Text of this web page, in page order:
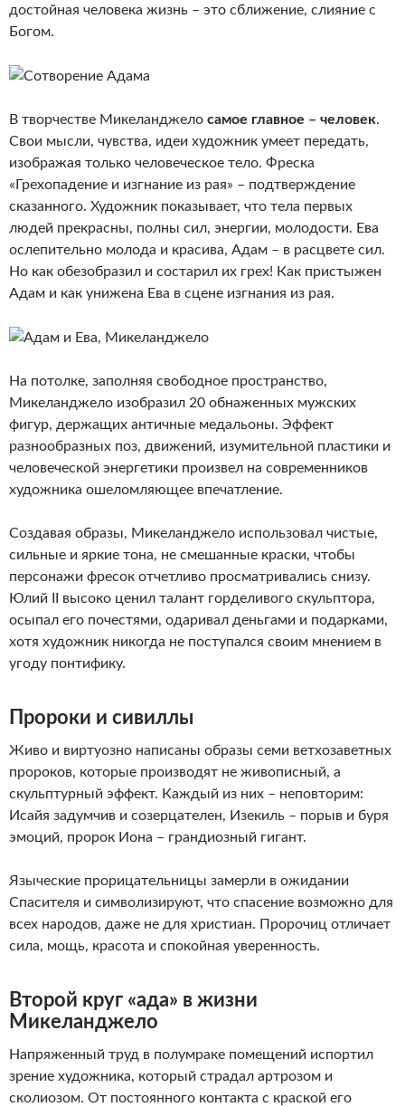
достойная человека жизнь – это сближение, слияние с
Богом.
В творчестве Микеланджело самое главное – человек.
Свои мысли, чувства, идеи художник умеет передать,
изображая только человеческое тело. Фреска
«Грехопадение и изгнание из рая» – подтверждение
сказанного. Художник показывает, что тела первых
людей прекрасны, полны сил, энергии, молодости. Ева
ослепительно молода и красива, Адам – в расцвете сил.
Но как обезобразил и состарил их грех! Как пристыжен
Адам и как унижена Ева в сцене изгнания из рая.
На потолке, заполняя свободное пространство,
Микеланджело изобразил 20 обнаженных мужских
фигур, держащих античные медальоны. Эффект
разнообразных поз, движений, изумительной пластики и
человеческой энергетики произвел на современников
художника ошеломляющее впечатление.
Создавая образы, Микеланджело использовал чистые,
сильные и яркие тона, не смешанные краски, чтобы
персонажи фресок отчетливо просматривались снизу.
Юлий II высоко ценил талант горделивого скульптора,
осыпал его почестями, одаривал деньгами и подарками,
хотя художник никогда не поступался своим мнением в
угоду понтифику.
Пророки и сивиллы
Живо и виртуозно написаны образы семи ветхозаветных
пророков, которые производят не живописный, а
скульптурный эффект. Каждый из них – неповторим:
Исайя задумчив и созерцателен, Изекиль – порыв и буря
эмоций, пророк Иона – грандиозный гигант.
Языческие прорицательницы замерли в ожидании
Спасителя и символизируют, что спасение возможно для
всех народов, даже не для христиан. Пророчиц отличает
сила, мощь, красота и спокойная уверенность.
Второй круг «ада» в жизни
Микеланджело
Напряженный труд в полумраке помещений испортил
зрение художника, который страдал артрозом и
сколиозом. От постоянного контакта с краской его